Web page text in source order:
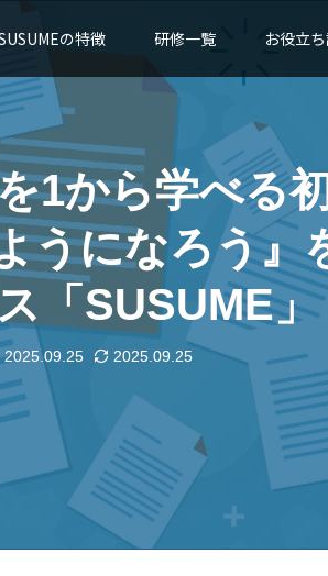
の特徴 研修一覧 お役立
1から学べる
うになろう』
「SUSUME」
2025.09.25 2025.09.25